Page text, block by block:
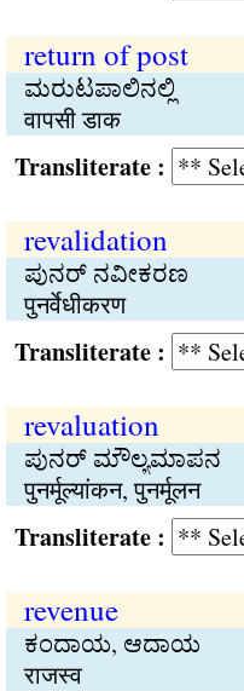
return of post
ಮರುಟಪಾಲಿನಲ್ಲಿ
वापसी डाक
:
revalidation
ಪುನರ್ ನವೀಕರಣ
पुनर्वेधीकरण
:
revaluation
ಪುನರ್ ಮೌಲ್ಯಮಾಪನ
पुनर्मूल्यांकन, पुनर्मूलन
:
revenue
ಕಂದಾಯ, ಆದಾಯ
राजस्व